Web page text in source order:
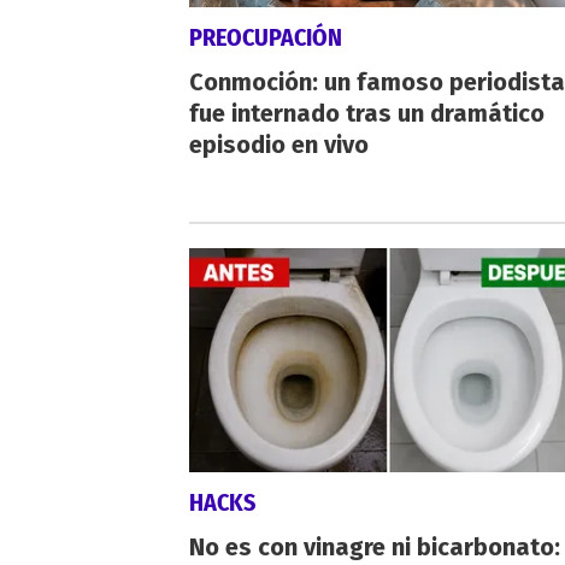
PREOCUPACIÓN
Conmoción: un famoso periodista
fue internado tras un dramático
episodio en vivo
HACKS
No es con vinagre ni bicarbonato: